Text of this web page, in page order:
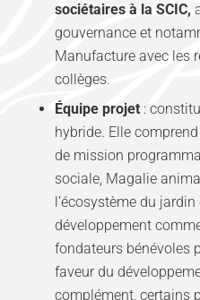
sociétaires à la SCIC,
gouvernance et
Manufacture avec les
collèges.
Équipe projet :
hybride. Elle
de mission
sociale, Magalie
l’écosystème du
développement
fondateurs bénévoles
faveur du
complément, certains